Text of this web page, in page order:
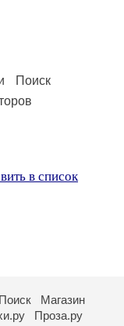
Поиск
в список
Поиск
Магазин
Проза.ру